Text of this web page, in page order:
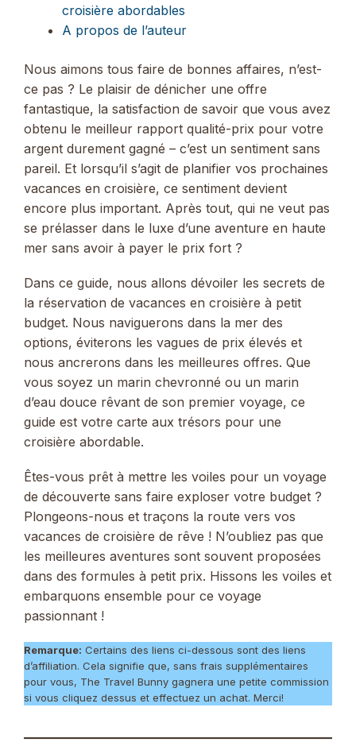
croisière abordables
A propos de l’auteur
Nous aimons tous faire de bonnes affaires, n’est-
ce pas ? Le plaisir de dénicher une offre
fantastique, la satisfaction de savoir que vous avez
obtenu le meilleur rapport qualité-prix pour votre
argent durement gagné – c’est un sentiment sans
pareil. Et lorsqu’il s’agit de planifier vos prochaines
vacances en croisière, ce sentiment devient
encore plus important. Après tout, qui ne veut pas
se prélasser dans le luxe d’une aventure en haute
mer sans avoir à payer le prix fort ?
Dans ce guide, nous allons dévoiler les secrets de
la réservation de vacances en croisière à petit
budget. Nous naviguerons dans la mer des
options, éviterons les vagues de prix élevés et
nous ancrerons dans les meilleures offres. Que
vous soyez un marin chevronné ou un marin
d’eau douce rêvant de son premier voyage, ce
guide est votre carte aux trésors pour une
croisière abordable.
Êtes-vous prêt à mettre les voiles pour un voyage
de découverte sans faire exploser votre budget ?
Plongeons-nous et traçons la route vers vos
vacances de croisière de rêve ! N’oubliez pas que
les meilleures aventures sont souvent proposées
dans des formules à petit prix. Hissons les voiles et
embarquons ensemble pour ce voyage
passionnant !
Remarque: Certains des liens ci-dessous sont des liens
d’affiliation. Cela signifie que, sans frais supplémentaires
pour vous, The Travel Bunny gagnera une petite commission
si vous cliquez dessus et effectuez un achat. Merci!